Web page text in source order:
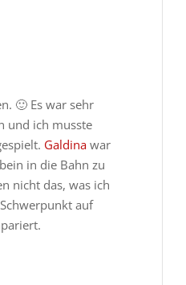
🙂 Es war sehr
und ich musste
Galdina war
in die Bahn zu
nicht das, was ich
auf